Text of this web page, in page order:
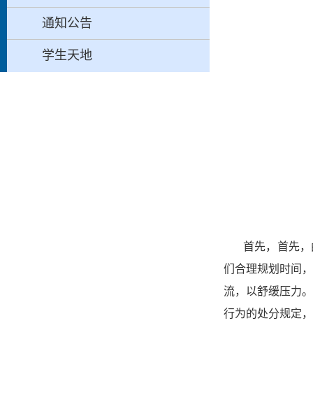
通知公告
学生天地
首先， 首先
们 合理规划时间，
流，以舒缓压力。
行为的处分规定